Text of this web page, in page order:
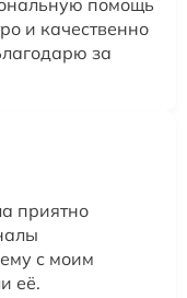
помощь
и качественно
за
приятно
с моим
её.